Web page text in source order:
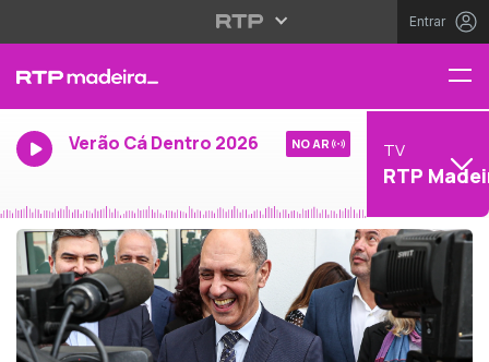
Entrar
Verão Cá Dentro 2026 NO AR TV
RTP